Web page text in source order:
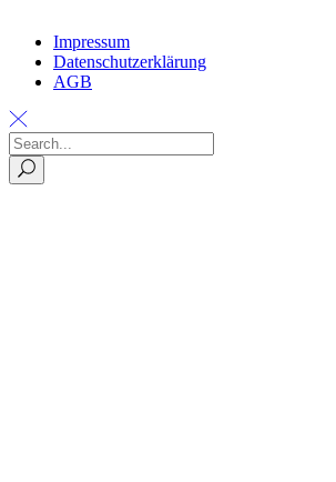
Impressum
Datenschutzerklärung
AGB